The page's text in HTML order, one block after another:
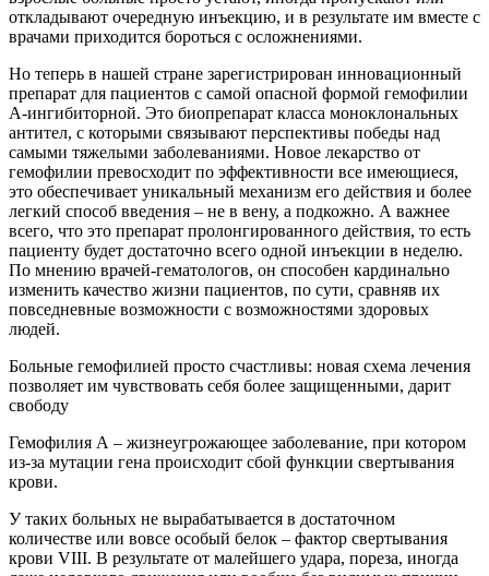
откладывают очередную инъекцию, и в результате им вместе с
врачами приходится бороться с осложнениями.
Но теперь в нашей стране зарегистрирован инновационный
препарат для пациентов с самой опасной формой гемофилии
А-ингибиторной. Это биопрепарат класса моноклональных
антител, с которыми связывают перспективы победы над
самыми тяжелыми заболеваниями. Новое лекарство от
гемофилии превосходит по эффективности все имеющиеся,
это обеспечивает уникальный механизм его действия и более
легкий способ введения – не в вену, а подкожно. А важнее
всего, что это препарат пролонгированного действия, то есть
пациенту будет достаточно всего одной инъекции в неделю.
По мнению врачей-гематологов, он способен кардинально
изменить качество жизни пациентов, по сути, сравняв их
повседневные возможности с возможностями здоровых
людей.
Больные гемофилией просто счастливы: новая схема лечения
позволяет им чувствовать себя более защищенными, дарит
свободу
Гемофилия А – жизнеугрожающее заболевание, при котором
из-за мутации гена происходит сбой функции свертывания
крови.
У таких больных не вырабатывается в достаточном
количестве или вовсе особый белок – фактор свертывания
крови VIII. В результате от малейшего удара, пореза, иногда